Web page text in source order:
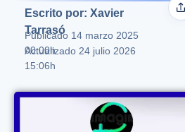
Escrito por: Xavier
Tarrasó
Publicado 14 marzo 2025
00:00h
Actualizado 24 julio 2026
15:06h